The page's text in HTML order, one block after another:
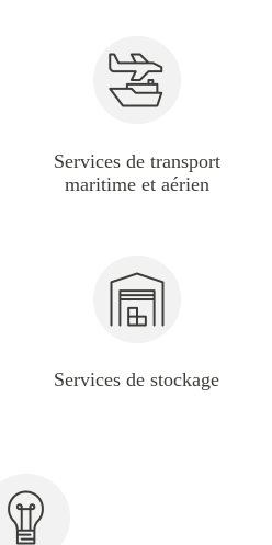
Services de transport
maritime et aérien
Services de stockage